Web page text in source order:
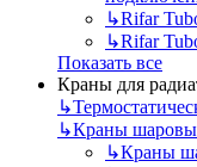
↳Rifar
↳Rifar
Показать все
Краны для
↳
↳Краны
↳Краны